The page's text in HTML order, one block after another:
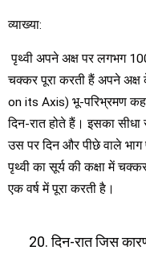
व्याख्या:
पृथ्वी अपने अक्ष पर लगभग
चक्कर पूरा करती हैं अपने
on its Axis) भू-परिभ्रमण
दिन-रात होते हैं। इसका
उस पर दिन और पीछे वाले भाग
पृथ्वी का सूर्य की कक्षा में
एक वर्ष में पूरा करती है।
दिन-रात जिस